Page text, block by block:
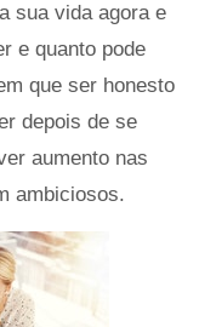
sua vida agora e
e quanto pode
que ser honesto
depois de se
aumento nas
ambiciosos.